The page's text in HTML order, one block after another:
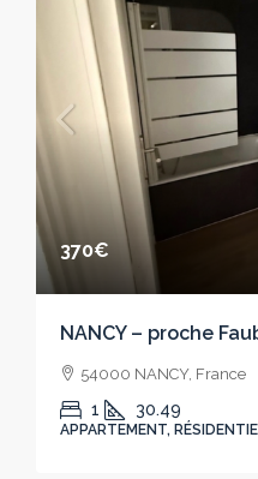
370€
NANCY – proche
54000 NANCY, France
1 30.49
APPARTEMENT,